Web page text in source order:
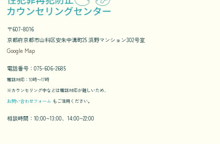
〒607-8016
京都府京都市山科区安朱中溝町25 浜野マンション302号室
Google Map
電話番号：075-606-2685
電話対応：10時〜17時
※カウンセリング中などは電話対応が難しいため、
お問い合わせフォーム もご活用ください。
相談時間：10:00~13:00、14:00~22:00